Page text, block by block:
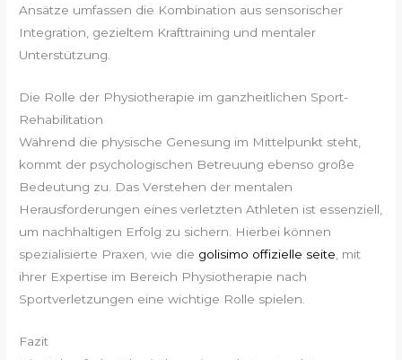
Ansätze umfassen die Kombination aus sensorischer
Integration, gezieltem Krafttraining und mentaler
Unterstützung.
Die Rolle der Physiotherapie im ganzheitlichen Sport-
Rehabilitation
Während die physische Genesung im Mittelpunkt steht,
kommt der psychologischen Betreuung ebenso große
Bedeutung zu. Das Verstehen der mentalen
Herausforderungen eines verletzten Athleten ist essenziell,
um nachhaltigen Erfolg zu sichern. Hierbei können
spezialisierte Praxen, wie die golisimo offizielle seite , mit
ihrer Expertise im Bereich Physiotherapie nach
Sportverletzungen eine wichtige Rolle spielen.
Fazit